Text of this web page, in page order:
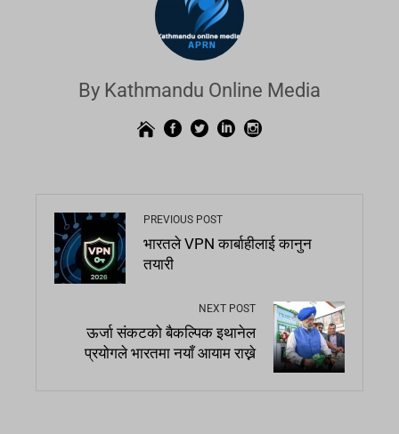
By Kathmandu Online Media
PREVIOUS POST
भारतले VPN कार्बाहीलाई कानुन
तयारी
NEXT POST
ऊर्जा संकटको बैकल्पिक इथानेल
प्रयोगले भारतमा नयाँ आयाम राख्ने